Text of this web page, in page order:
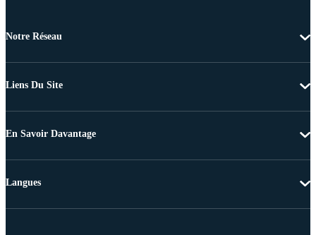
Notre Réseau
Liens Du Site
En Savoir Davantage
Langues